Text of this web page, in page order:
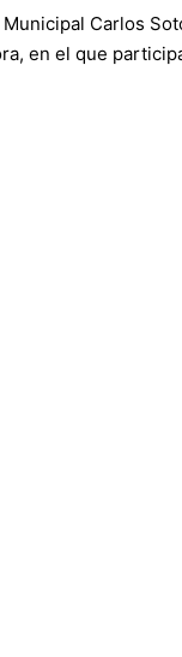
Carlos
en el que